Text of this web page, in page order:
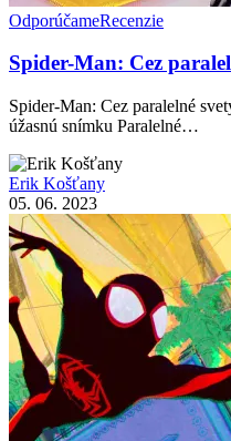
OdporúčameRecenzie
Spider-Man: Cez
Spider-Man: Cez paralelné
úžasnú snímku Paralelné…
Erik Košťany
05. 06. 2023